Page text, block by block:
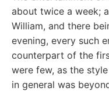
about twice a week;
William, and there
evening, every such
counterpart of the
were few, as the
in general was